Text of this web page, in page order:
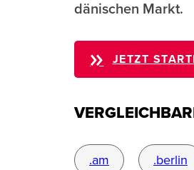
dänischen Markt.
JETZT
.am .berlin